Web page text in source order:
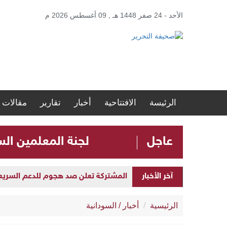
الأحد - 24 صفر 1448 هـ , 09 أغسطس 2026 م
الرئيسة الافتتاحية أخبار تقارير مقالات
عاجل لجنة المعلمين
آخر الأخبار المشتركة تعلن صد هجوم للدعم السريع
افتتاح مستشفى الدكتور عمر نور
الرئيسية أخبار / السودانية